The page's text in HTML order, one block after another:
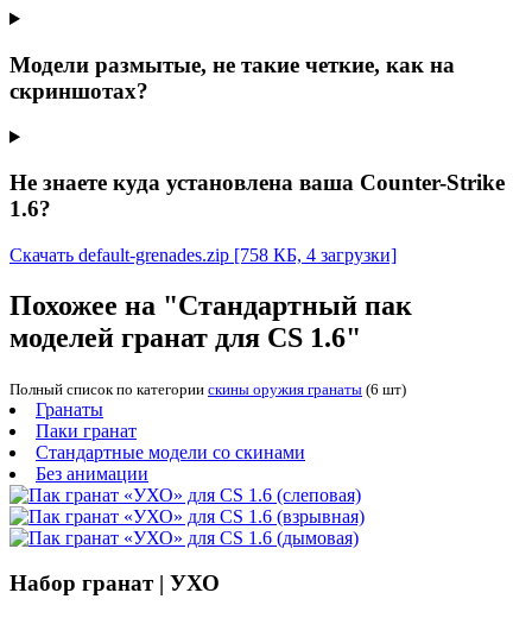
Модели размытые, не такие четкие, как на
скриншотах?
Не знаете куда установлена ваша Counter-Strike
1.6?
Скачать default-grenades.zip [758 КБ, 4 загрузки]
Похожее на "Стандартный пак
моделей гранат для CS 1.6"
Полный список по категории скины оружия гранаты (6 шт)
Гранаты
Паки гранат
Стандартные модели со скинами
Без анимации
Набор гранат | УХО